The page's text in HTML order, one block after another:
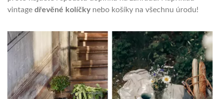
vintage dřevěné kolíčkynebo košíky na všechnu úrodu!